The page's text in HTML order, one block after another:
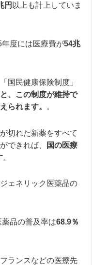
円 以上も計上していま
度には医療費が54兆
国民健康保険制度」
、この制度が維持で
られます。
。
切れた新薬をすべて
できれば、
国の医療
。
ェネリック医薬品の
品の普及率は68.9％
ランスなどの医療先